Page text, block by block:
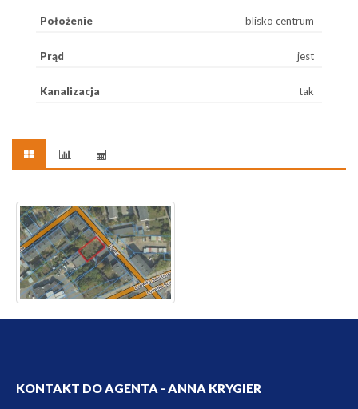
Położenie blisko centrum
Prąd jest
Kanalizacja tak
KONTAKT DO AGENTA - ANNA KRYGIER